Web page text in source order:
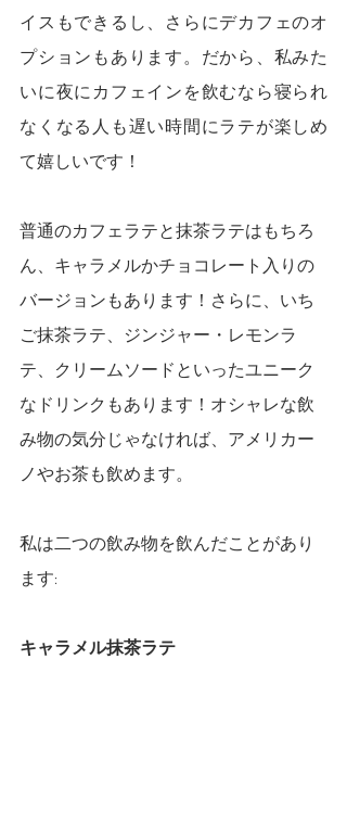
イスもできるし、さらにデカフェのオ
プションもあります。だから、私みた
いに夜にカフェインを飲むなら寝られ
なくなる人も遅い時間にラテが楽しめ
て嬉しいです！
普通のカフェラテと抹茶ラテはもちろ
ん、キャラメルかチョコレート入りの
バージョンもあります！さらに、いち
ご抹茶ラテ、ジンジャー・レモンラ
テ、クリームソードといったユニーク
なドリンクもあります！オシャレな飲
み物の気分じゃなければ、アメリカー
ノやお茶も飲めます。
私は二つの飲み物を飲んだことがあり
ます:
キャラメル抹茶ラテ